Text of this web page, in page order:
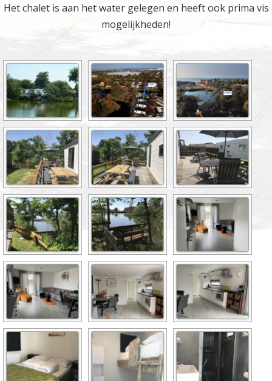
Het chalet is aan het water gelegen en heeft ook prima vis
mogelijkheden!